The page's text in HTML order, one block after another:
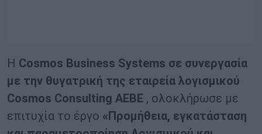
Η Cosmos Business Systems σε συνεργασία
με την θυγατρική της εταιρεία λογισμικού
Cosmos Consulting AEBE , ολοκλήρωσε με
επιτυχία το έργο «Προμήθεια, εγκατάσταση